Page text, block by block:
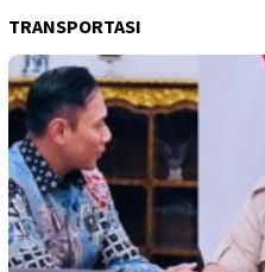
TRANSPORTASI